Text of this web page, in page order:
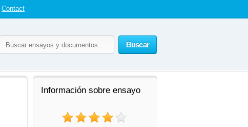
Contact
Buscar
Información sobre ensayo